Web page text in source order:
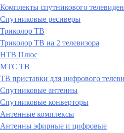
Комплекты спутникового
Спутниковые ресиверы
Триколор ТВ
Триколор ТВ на 2 телевизора
НТВ Плюс
МТС ТВ
ТВ приставки для цифрового
Спутниковые антенны
Спутниковые конверторы
Антенные комплексы
Антенны эфирные и цифровые